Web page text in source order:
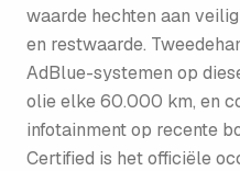
waarde hechten aan
en restwaarde.
AdBlue-systemen op
olie elke 60.000 km, en
infotainment op recente
Certified is het officiële